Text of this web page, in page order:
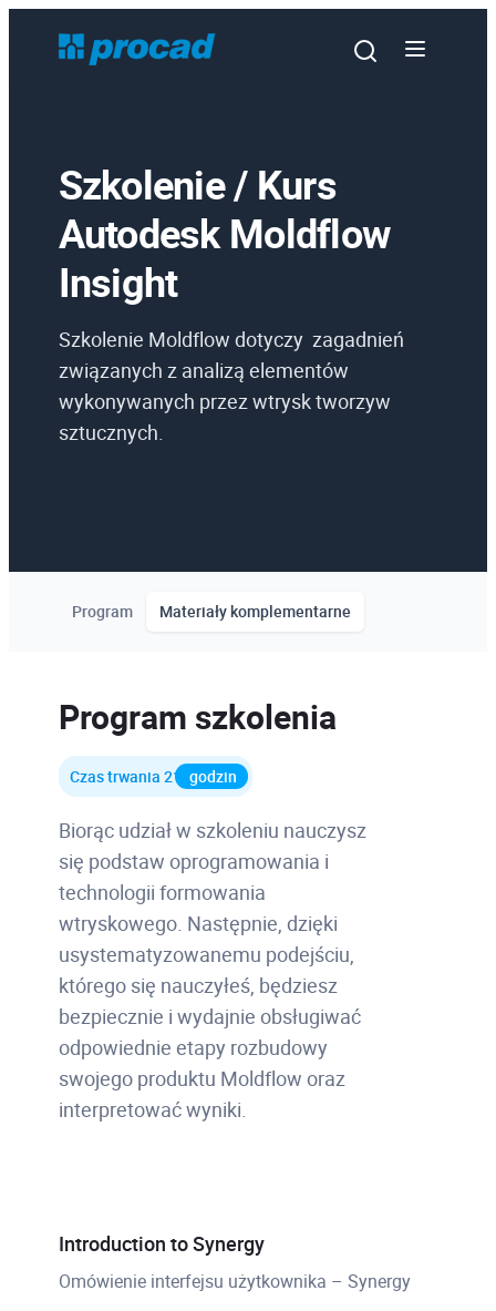
Szkolenie / Kurs
Autodesk Moldflow
Insight
Szkolenie Moldflow dotyczy zagadnień
związanych z analizą elementów
wykonywanych przez wtrysk tworzyw
sztucznych.
Program Materiały komplementarne
Program szkolenia
Czas trwania 21 godzin
Biorąc udział w szkoleniu nauczysz
się podstaw oprogramowania i
technologii formowania
wtryskowego. Następnie, dzięki
usystematyzowanemu podejściu,
którego się nauczyłeś, będziesz
bezpiecznie i wydajnie obsługiwać
odpowiednie etapy rozbudowy
swojego produktu Moldflow oraz
interpretować wyniki.
Introduction to Synergy
Omówienie interfejsu użytkownika – Synergy
Oprogramowanie
Szkolenia
Usługi
Urządzenia i serwis
Promocje